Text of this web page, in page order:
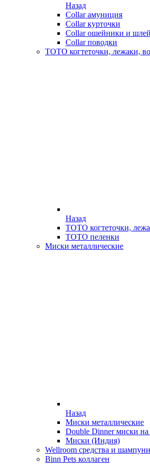
Назад
Collar амуниция
Collar курточки
Collar ошейники и
Collar поводки
ТОТО когтеточки, лежаки,
Назад
ТОТО когтеточки,
ТОТО пеленки
Миски металлические
Назад
Миски металлические
Double Dinner миски на
Миски (Индия)
Wellroom средства и
Binn Pets коллаген